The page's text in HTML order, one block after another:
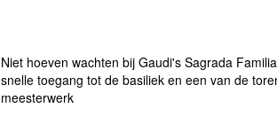
Niet hoeven wachten bij Gaudi's Sagrada
snelle toegang tot de basiliek en een van de
meesterwerk